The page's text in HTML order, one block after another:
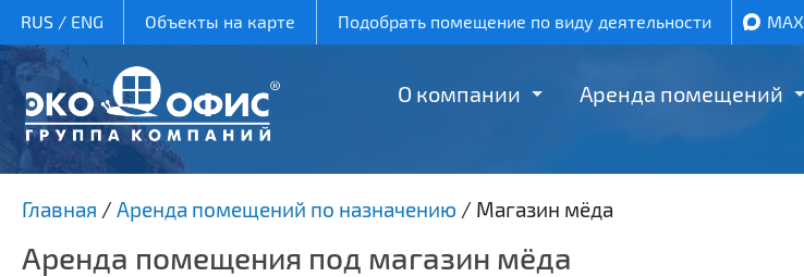
RUS/ ENG Объекты на карте Подобрать помещение по виду деятельности MAX
О компании Аренда помещений
Главная / Аренда помещений по назначению / Магазин мёда
Аренда помещения под магазин мёда